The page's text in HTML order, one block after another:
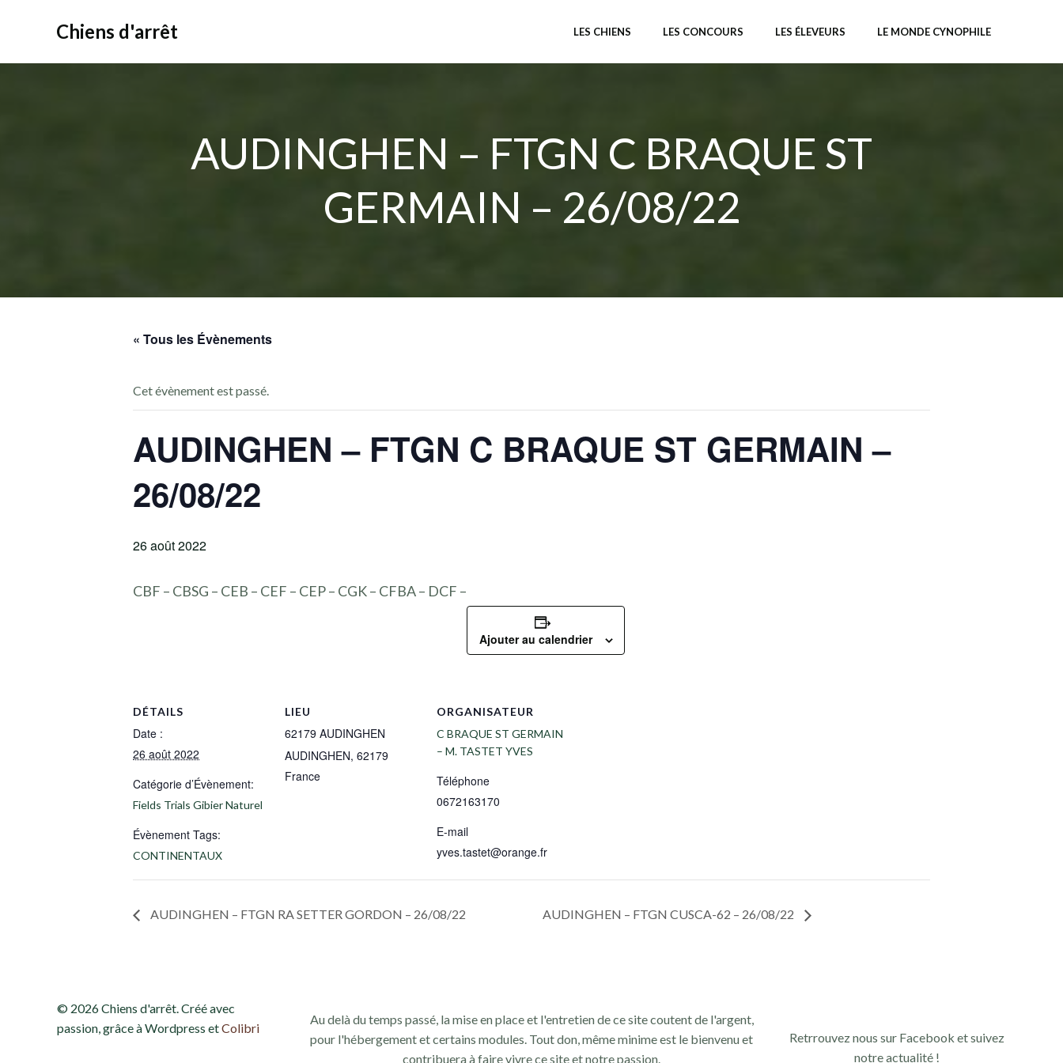
Chiens d'arrêt LES CHIENS LES CONCOURS LES ÉLEVEURS LE MONDE CYNOPHILE
AUDINGHEN – FTGN C BRAQUE ST
GERMAIN – 26/08/22
« Tous les Évènements
Cet évènement est passé.
AUDINGHEN – FTGN C BRAQUE ST GERMAIN –
26/08/22
26 août 2022
CBF – CBSG – CEB – CEF – CEP – CGK – CFBA – DCF –
Ajouter au calendrier
DÉTAILS
Date :
26 août 2022
Catégorie d’Évènement:
Fields Trials Gibier Naturel
Évènement Tags:
CONTINENTAUX
LIEU
62179 AUDINGHEN
AUDINGHEN, 62179
France
ORGANISATEUR
C BRAQUE ST GERMAIN
– M. TASTET YVES
Téléphone
0672163170
E-mail
yves.tastet@orange.fr
AUDINGHEN – FTGN RA SETTER GORDON – 26/08/22 AUDINGHEN – FTGN CUSCA-62 – 26/08/22
© 2026 Chiens d'arrêt. Créé avec
passion, grâce à Wordpress etColibri
Au delà du temps passé, la mise en place et l'entretien de ce site coutent de l'argent,
pour l'hébergement et certains modules. Tout don, même minime est le bienvenu et
contribuera à faire vivre ce site et notre passion.
Retrrouvez nous sur Facebook et suivez
notre actualité !